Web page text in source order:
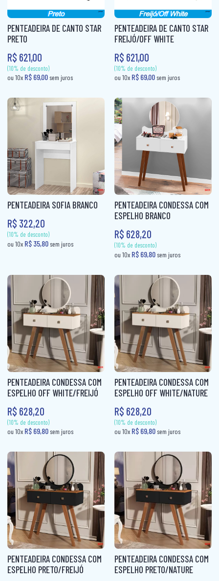
FRUTEIRA AÇO
KIT CADEIRAS
KIT COZINHA
KIT COZINHA AÇO
MESA
MESA 4 CADEIRAS
MESA 6 CADEIRAS
MESA DE JANTAR 4 CADEIRAS
MESA DE JANTAR 6 CADEIRAS
MESA DOBRÁVEL
MESA TUBULAR AÇO
PANELEIRO
PRATO GIRATÓRIO
TORRE QUENTE
CABECEIRA BOX SOLTEIRO
CABECEIRA CASAL
CABECEIRA KING
CABECEIRA QUEEN
CABECEIRA SOLTEIRO
CAMA AUXILIAR
CAMA BAÙ SOLTEIRO
CAMA BOX CASAL
CAMA BOX MOLAS CASAL
CAMA BOX MOLAS SOLTEIRO
CAMA BOX SOLTEIRO
CAMA INFANTIL
CAMA QUEEN
CAMA SOLTEIRO
COLCHÃO BABY
COLCHÃO CASAL
COLCHÃO CASAL MOLAS
COLCHÃO INFANTIL
COLCHÃO KING MOLAS
COLCHÂO QUEEN
COLCHÃO QUEEN MOLAS
COLCHÃO SOLTEIRÃO
COLCHÃO SOLTEIRÃO MOLAS
COLCHÃO SOLTEIRO
COLCHÃO SOLTEIRO MOLAS
COLCHÃO VIUVA
CÔMODA
PUFF CAMA
RACK
RACK + PAINEL
SOFÁ 2X3 LUGARES
SOFÁ 3 LUGARES + 1 PUFF
SOFÁ CAMA
SOFÁ DE CANTO
SOFÁ RETRÁTIL
SOFANETE
PENTEADEIRA DE CANTO STAR
PRETO
R$ 621,00
(10% de desconto)
ou 10xR$ 69,00sem juros
PENTEADEIRA DE CANTO STAR
FREIJÓ/OFF WHITE
R$ 621,00
(10% de desconto)
ou 10xR$ 69,00 sem
PENTEADEIRA SOFIA BRANCO
R$ 322,20
ou 10xR$ 35,80
PENTEADEIRA CONDESSA COM
ESPELHO BRANCO
R$ 628,20
(10% de desconto)
ou 10x R$ 69,80
PENTEADEIRA CONDESSA COM
ESPELHO OFF WHITE/FREIJÓ
R$ 628,20
PENTEADEIRA CONDESSA COM
ESPELHO OFF WHITE/NATURE
R$ 628,20
PENTEADEIRA CONDESSA COM
ESPELHO PRETO/FREIJÓ
PENTEADEIRA CONDESSA COM
ESPELHO PRETO/NATURE